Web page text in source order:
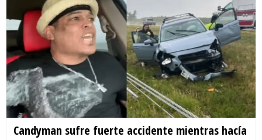
Candyman sufre fuerte accidente mientras hacía